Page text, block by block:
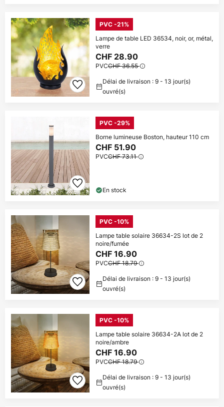
PVC -21%
Lampe de table LED 36534, noir, or, métal,
verre
CHF 28.90
PVCCHF 36.55
Délai de livraison : 9 - 13 jour(s)
ouvré(s)
PVC -29%
Borne lumineuse Boston, hauteur 110 cm
CHF 51.90
PVCCHF 73.11
En stock
PVC -10%
Lampe table solaire 36634-2S lot de 2
noire/fumée
CHF 16.90
PVCCHF 18.79
Délai de livraison : 9 - 13 jour(s)
ouvré(s)
PVC -10%
Lampe table solaire 36634-2A lot de 2
noire/ambre
CHF 16.90
PVCCHF 18.79
Délai de livraison : 9 - 13 jour(s)
ouvré(s)